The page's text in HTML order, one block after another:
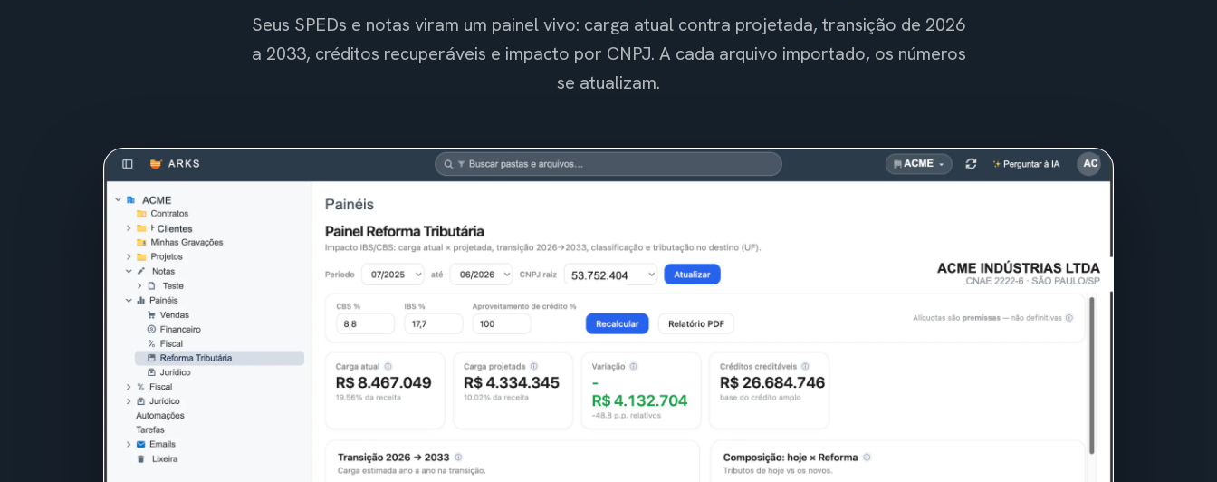
Seus SPEDs e notas viram um painel vivo: carga atual contra projetada, transição de 2026
a 2033, créditos recuperáveis e impacto por CNPJ. A cada arquivo importado, os números
se atualizam.